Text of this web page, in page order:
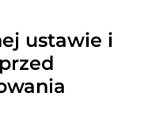
ustawie i